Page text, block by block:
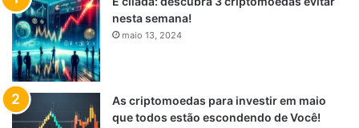
nesta semana!
maio 13, 2024
As criptomoedas para investir em maio
que todos estão escondendo de Você!